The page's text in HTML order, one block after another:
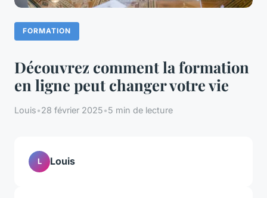
FORMATION
Découvrez comment la formation
en ligne peut changer votre vie
Louis•28 février 2025•5 min de lecture
L Louis